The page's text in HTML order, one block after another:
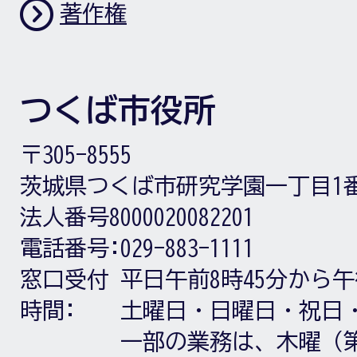
著作権
つくば市役所
〒305-8555
茨城県つくば市研究学園一丁目1
法人番号8000020082201
電話番号: 029-883-1111
窓口受付
時間:
平日午前8時45分から
土曜日・日曜日・祝日
一部の業務は、木曜（